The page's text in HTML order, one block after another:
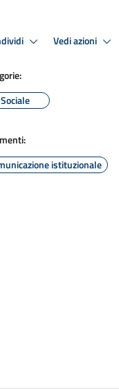
Vedi azioni
Sociale
istituzionale